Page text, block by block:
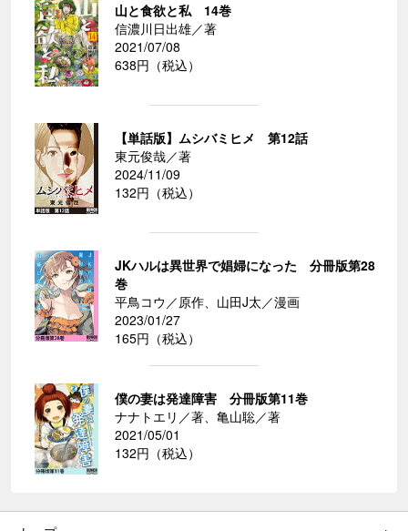
山と食欲と私 14巻
信濃川日出雄／著
2021/07/08
638円（税込）
【単話版】ムシバミヒメ 第12話
東元俊哉／著
2024/11/09
132円（税込）
JKハルは異世界で娼婦になった 分冊版第28
巻
平鳥コウ／原作、山田J太／漫画
2023/01/27
165円（税込）
僕の妻は発達障害 分冊版第11巻
ナナトエリ／著、亀山聡／著
2021/05/01
132円（税込）